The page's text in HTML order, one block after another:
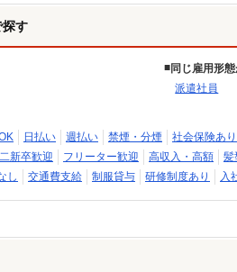
探す
同じ雇用形
派遣社員
日払い 週払い 禁煙・分煙 社会保険あり
新卒歓迎 フリーター歓迎 高収入・高額 髪
し 交通費支給 制服貸与 研修制度あり 入